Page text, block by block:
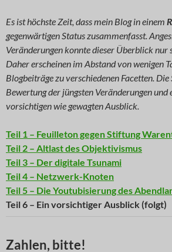
Es ist höchste Zeit, dass mein Blog in einem
gegenwärtigen Status zusammenfasst.
Veränderungen konnte dieser Überblick nur
Daher erscheinen im Abstand von wenigen
Blogbeiträge zu verschiedenen Facetten.
Bewertung der jüngsten Veränderungen und
vorsichtigen wie gewagten Ausblick.
Teil 1 – Feuilleton gegen Stiftung
Teil 2 – Altlast des Objektivismus
Teil 3 – Der digitale Tsunami
Teil 4 – Netzwerk-Knoten
Teil 5 – Die Youtubisierung des
Teil 6 – Ein vorsichtiger Ausblick (folgt)
Zahlen, bitte!